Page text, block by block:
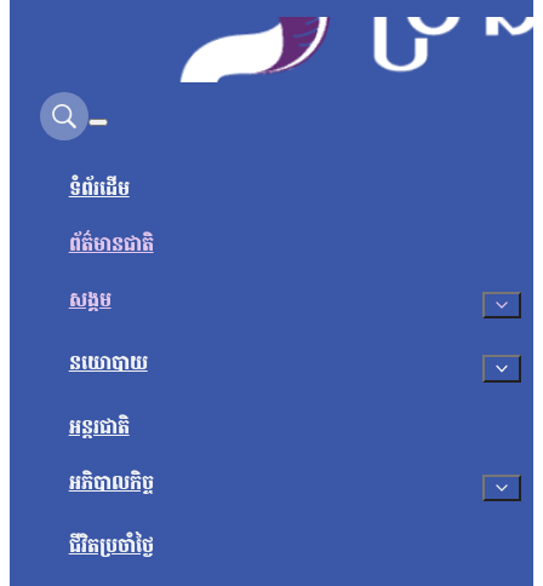
Search on this site
ទំព័រដើម
ព័ត៌មានជាតិ
សង្គម
នយោបាយ
អន្តរជាតិ
អភិបាលកិច្ច
ជីវិតប្រចាំថ្ងៃ